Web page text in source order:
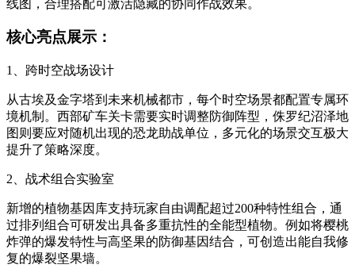
线图，合理搭配可激活隐藏的协同作战效果。
核心亮点展示：
1、跨时空战场设计
从古埃及金字塔到未来机械都市，每个时空场景都配置专属环
境机制。西部矿车关卡需要实时调整防御阵型，侏罗纪沼泽地
图则要应对随机出现的恐龙助战单位，多元化的场景交互极大
提升了策略深度。
2、战术组合实验室
新增的植物基因库支持玩家自由调配超过200种特性组合，通
过排列组合可研发出具备多重抗性的全能型植物。例如将樱桃
炸弹的爆发特性与高坚果的防御基因结合，可创造出能自我修
复的爆裂坚果墙。